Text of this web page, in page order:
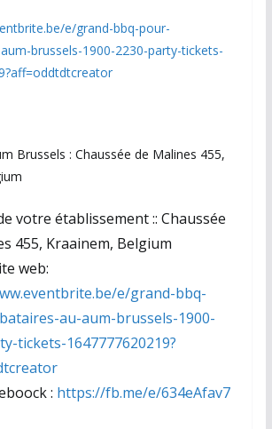
e/grand-bbq-pour-
brussels-1900-2230-party-tickets-
Brussels : Chaussée de Malines 455,
votre établissement :: Chaussée
455, Kraainem, Belgium
web:
e/grand-bbq-
au-aum-brussels-1900-
tickets-1647777620219?
: https://fb.me/e/634eAfav7